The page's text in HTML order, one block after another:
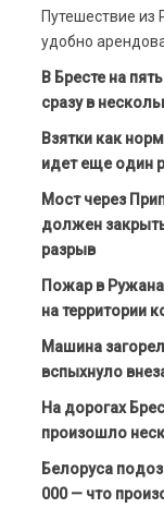
Путешествие из
удобно
В Бресте на
сразу в
Взятки как
идет еще один
Мост через
должен
разрыв
Пожар в
на территории
Машина
вспыхнуло
На дорогах
произошло
Белоруса
000 — что